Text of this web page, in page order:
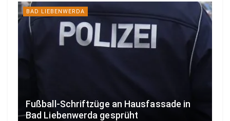
BAD LIEBENWERDA
Fußball-Schriftzüge an Hausfassade in
Bad Liebenwerda gesprüht